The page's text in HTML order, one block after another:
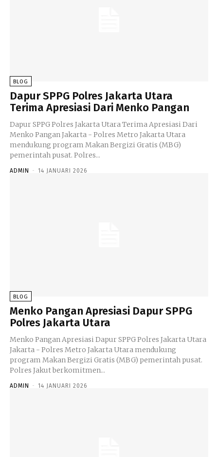
BLOG
Dapur SPPG Polres Jakarta Utara
Terima Apresiasi Dari Menko Pangan
Dapur SPPG Polres Jakarta Utara Terima Apresiasi Dari
Menko Pangan Jakarta - Polres Metro Jakarta Utara
mendukung program Makan Bergizi Gratis (MBG)
pemerintah pusat. Polres...
ADMIN - 14 JANUARI 2026
BLOG
Menko Pangan Apresiasi Dapur SPPG
Polres Jakarta Utara
Menko Pangan Apresiasi Dapur SPPG Polres Jakarta Utara
Jakarta - Polres Metro Jakarta Utara mendukung
program Makan Bergizi Gratis (MBG) pemerintah pusat.
Polres Jakut berkomitmen...
ADMIN - 14 JANUARI 2026